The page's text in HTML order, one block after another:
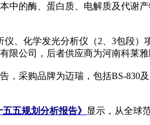
的酶、蛋白质、电解质及代谢
化学发光分析仪（2、3包段）
公司，后者供应商为河南科莱雅
购品牌为迈瑞，包括BS-830
五规划分析报告》 显示，从全球